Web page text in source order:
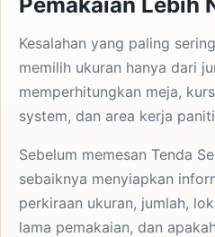
Kesalahan yang paling
memilih ukuran hanya dari
memperhitungkan meja,
system, dan area kerja
Sebelum memesan Tenda
sebaiknya menyiapkan
perkiraan ukuran, jumlah,
lama pemakaian, dan